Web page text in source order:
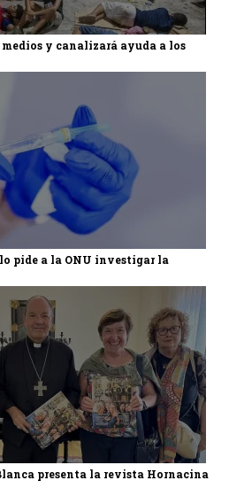
y canalizará ayuda a los
pide a la ONU investigar la
presenta la revista Hornacina